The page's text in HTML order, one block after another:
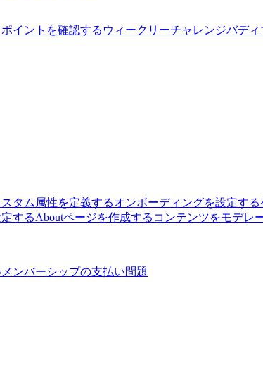
イントを確認する ウィークリーチャレンジバディ
スタム属性を定義するオンボーディングを設定する
するAboutページを作成する コンテンツをモデレ
メンバーシップの支払い問題